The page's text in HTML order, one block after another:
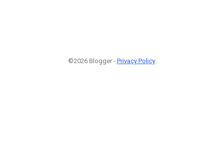
©2026 Blogger - Privacy Policy